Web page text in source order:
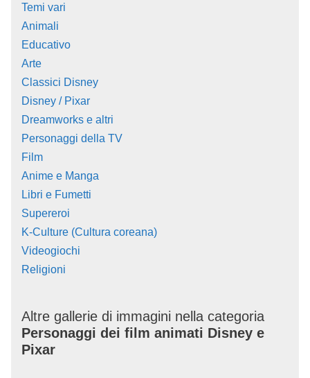
Temi vari
Animali
Educativo
Arte
Classici Disney
Disney / Pixar
Dreamworks e altri
Personaggi della TV
Film
Anime e Manga
Libri e Fumetti
Supereroi
K-Culture (Cultura coreana)
Videogiochi
Religioni
Altre gallerie di immagini nella categoria
Personaggi dei film animati Disney e
Pixar